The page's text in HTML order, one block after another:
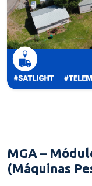
MGA –
(Máquinas